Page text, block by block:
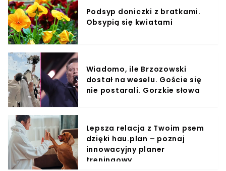
Podsyp doniczki z bratkami.
Obsypią się kwiatami
Wiadomo, ile Brzozowski
dostał na weselu. Goście się
nie postarali. Gorzkie słowa
Lepsza relacja z Twoim psem
dzięki hau.plan – poznaj
innowacyjny planer
treningowy